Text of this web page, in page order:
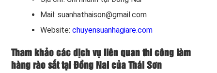
Mail: suanhathaison@gmail.com
Website: chuyensuanhagiare.com
Tham khảo các dịch vụ liên quan thi công làm
hàng rào sắt tại Đồng Nai của Thái Sơn